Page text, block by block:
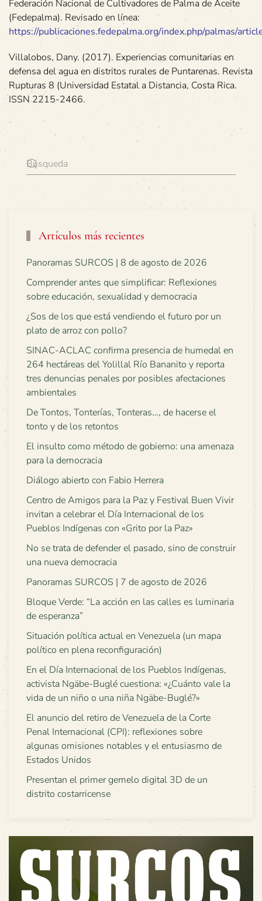
Federación Nacional de Cultivadores de Palma de Aceite
(Fedepalma). Revisado en línea:
https://publicaciones.fedepalma.org/index.php/palmas/
Villalobos, Dany. (2017). Experiencias comunitarias en
defensa del agua en distritos rurales de Puntarenas. Revista
Rupturas 8 (Universidad Estatal a Distancia, Costa Rica.
ISSN 2215-2466.
Artículos más recientes
Panoramas SURCOS | 8 de agosto de 2026
Comprender antes que simplificar: Reflexiones
sobre educación, sexualidad y democracia
¿Sos de los que está vendiendo el futuro por un
plato de arroz con pollo?
SINAC-ACLAC confirma presencia de humedal en
264 hectáreas del Yolillal Río Bananito y reporta
tres denuncias penales por posibles afectaciones
ambientales
De Tontos, Tonterías, Tonteras…, de hacerse el
tonto y de los retontos
El insulto como método de gobierno: una amenaza
para la democracia
Diálogo abierto con Fabio Herrera
Centro de Amigos para la Paz y Festival Buen Vivir
invitan a celebrar el Día Internacional de los
Pueblos Indígenas con «Grito por la Paz»
No se trata de defender el pasado, sino de construir
una nueva democracia
Panoramas SURCOS | 7 de agosto de 2026
Bloque Verde: “La acción en las calles es luminaria
de esperanza”
Situación política actual en Venezuela (un mapa
político en plena reconfiguración)
En el Día Internacional de los Pueblos Indígenas,
activista Ngäbe-Buglé cuestiona: «¿Cuánto vale la
vida de un niño o una niña Ngäbe-Buglé?»
El anuncio del retiro de Venezuela de la Corte
Penal Internacional (CPI): reflexiones sobre
algunas omisiones notables y el entusiasmo de
Estados Unidos
Presentan el primer gemelo digital 3D de un
distrito costarricense